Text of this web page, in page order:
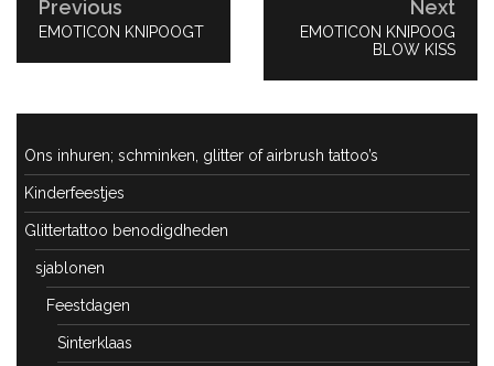
Previous
PREVIOUS
EMOTICON KNIPOOGT
Next
NEXT
EMOTICON KNIPOOG
BLOW KISS
Ons inhuren; schminken, glitter of airbrush tattoo’s
Kinderfeestjes
Glittertattoo benodigdheden
sjablonen
Feestdagen
Sinterklaas